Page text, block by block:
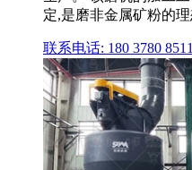
定,是磨非金属矿粉的理
联系电话: 180 3780 8511